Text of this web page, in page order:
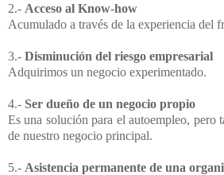
2.- Acceso al Know-how
Acumulado a través de la experiencia del
3.- Disminución del riesgo empresarial
Adquirimos un negocio experimentado.
4.- Ser dueño de un negocio propio
Es una solución para el autoempleo, pero
de nuestro negocio principal.
5.- Asistencia permanente de una